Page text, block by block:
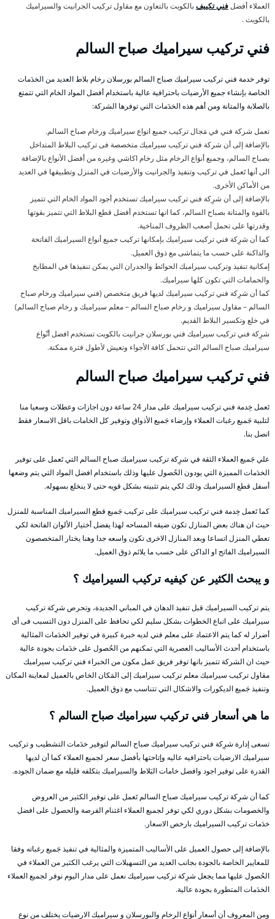
العملاء أفضلفني تكييفبالكويت بالتعاون مع مقاول تركيب الجرانيت والسيراميك
بالكويت .
فني تركيب سيراميك صباح السالم
توفر خدمة فني تركيب سيراميك صباح السالم بورسلان رخام بلاط العديد من الخدَمات
الخاصة بإنشاء جميع الأرضيات باحترافية عالية باستخدام أفضل المواد الخام التي تتمتع
بالصلابة والمتانة ومن أهم هذه الخدَمات التي توفرها الشركة:
تعمل شركة فني في مَجال تركيب جميع انواع سيراميك ورخام صباح السالم.
بالإضافة إلى أن شركة فني تركيب سيراميك متخصصة فى تركيب البلاط المتداخل
بصباح السالم، وجميع أنوَاع الرخام مثل رخام اكاشي وغيره من أفضل الأنواع بالإضافة
الى أنها تَعمل في تركيب وتنفيذ والجرانيت والأرضيات في المنزل وتطبيقها في العديد
من الأماكن الأخرى.
بالإضافة إلى أن شرِكة فني تركيب سيراميك تستخدم أجود المواد الخام التي تتميز
بالقوة والمتانة بصباح السالم، كما انها تستخدم أفضل قطع البلاط التي تتميز بقوتها
وقدرتها على تحمل أصعب الظروف المناخية.
كما أن شرِكة فني تركيب سيراميك بإمكانها تركيب جميع أنواع السيراميك الفاتحة
والداكنة على حسب ما يتماشى مع ذوق العميل.
إمكانية تنفيذ وتركيب سيراميك الحوائط والجدران التي يمكن تنفيذها في المطابخ
والحمامات التي تكون كلها سيراميك.
كما أن شرِكة فني تركيب سيراميك لديها فريق متخصص (فني سيراميك ورخام صباح
السالم – مقاول سيراميك و رخام صباح السالم – معلم سيراميك و رخام صباح السالم)
في خلع وتكسير البلاط القديم.
شرِكة فني تركيب سيراميك فني بورسلان جرانيت بالكويت تستخدم افضل أنْواع
سيراميك صباح السالم التي تتحمل كافة الأجواء وتعيش لأطول فترة ممكنة.
فني تركيب سيراميك صباح السالم
تَعمل خِدمة فني تركيب سيراميك على مدار 24 ساعة دون اجازات وعطلات وسعيا منا
لتلبية جَميع رغبات العملاء وإرضاء جَميع الأذواق وتوفير كل الخامات باقل الاسعار فقط
اتصل بنا.
علي جَميع العملاء الثقة في شرِكة تركيب سيراميك صباح السالم التي تَعمل على توفير
الخدَمات المميزة التي يودون الحُصول عليها وذلك باستخدام افضل المواد التي يتم وضعها
أسفل قطع السيراميك وذلك لكي يتم تثبيته بشكل قويه حتى لا ينخلع بسهوله.
كما تَعمل خِدمة فني تركيب سيراميك على تركيب جَميع قطع السيراميك المناسبة للمنزل
حيث ان هناك بعض المنازل تكون ضيقه المساحه لهذا يفضل أختيار الألوان الفاتحة لكي
تعطي المنزل اتساعا وبعد المنازل الاخرى تكون واسعه جدا وهنا يختار المتخصصون
السيراميك الفاتح او الداكن على حسب ما يلائم ذوق العميل.
و يبحث الكثير عن كيفيه تركيب السيراميك ؟
يتم تركيب السيراميك قبل تنفيذ الدهان في المباني الجديدة، وتحرص شرِكة تركيب
سيراميك على اتباع الخطوات بشكل سليم لكي تحافظ على المنزل دون التسبب فى أى
أضرار له كما يتم الاعتماد على معلم فني لديه خبرة كبيرة في توفير الخدَمات المثالية
باستخدام أحدث الأساليب العصرية التي تمكنهم من الحُصول على خدَمات بجودة عالية
حيث ان الشركة تتميز بانها توفر فريق عمل مكون من الخبراء فني تركيب سيراميك
مقاول تركيب سيراميك معلم تركيب سيراميك إلى المَكان الخاص بالعميل لمعاينة المكان
وتنفيذ جَميع الديكورات والاشكال التي تتناسب مع ذوق العميل.
ما هي أسعار فني تركيب سيراميك صباح السالم ؟
تسعى إدارة شرِكة فني تركيب سيراميك صباح السالم لتوفير خدَمات التشطيب و تركيب
سيراميك الارضيات باحترافيه عاليه وإتاحتها بأفضل سعر لجميع العملاء كما أن لديها
القدرة على توفير اجود وافضل خامات البَلاط والسيراميك بتكلفه قليله مع ضمان الجوده.
كما أن شرِكة تركيب سيراميك صباح السالم تَعمل على توفير الكثير من العروض
والخصومات بشكل دوري لكي توفر لجميع العملاء اغتنام الفرصة والحصول على افضل
خدَمات تركيب السيراميك بارخص الاسعار.
بالإضافة إلى حصول العميل على الأساليب المتميزة والمثالية في تنفيذ جَميع رغباته وفقا
للمعايير الخاصة بالجودة بجانب العديد من التسهيلات التي يرغب الكثير من العملاء في
الحُصول عليها مما يجعل شرِكة تركيب سيراميك نعمل على مدار اليوم نوفر لجميع العملاء
الخدَمات المتطورة بجودة عالية.
ومن المعروف أن أسعار أنوَاع الرخام والبورسلان و سيراميك الارضيات يختلف من نوع